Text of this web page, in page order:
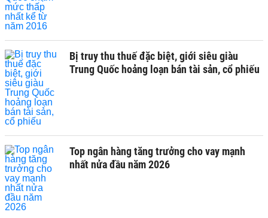
Bị truy thu thuế đặc biệt, giới siêu giàu
Trung Quốc hoảng loạn bán tài sản, cổ phiếu
Top ngân hàng tăng trưởng cho vay mạnh
nhất nửa đầu năm 2026